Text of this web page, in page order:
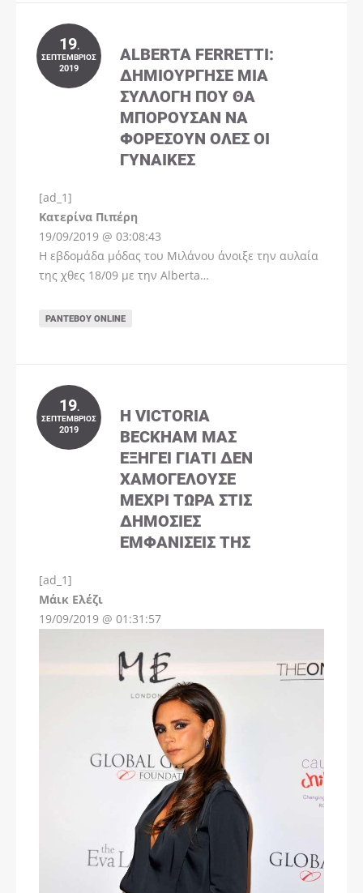
19.
ΣΕΠΤΈΜΒΡΙΟΣ
2019
ALBERTA FERRETTI:
ΔΗΜΙΟΎΡΓΗΣΕ ΜΊΑ
ΣΥΛΛΟΓΉ ΠΟΥ ΘΑ
ΜΠΟΡΟΎΣΑΝ ΝΑ
ΦΟΡΈΣΟΥΝ ΌΛΕΣ ΟΙ
ΓΥΝΑΊΚΕΣ
[ad_1]
Kατερίνα Πιπέρη
19/09/2019 @ 03:08:43
Η εβδομάδα μόδας του Μιλάνου άνοιξε την αυλαία
της χθες 18/09 με την Alberta…
ΡΑΝΤΕΒΟΎ ONLINE
19.
ΣΕΠΤΈΜΒΡΙΟΣ
2019
Η VICTORIA
BECKHAM ΜΑΣ
ΕΞΗΓΕΊ ΓΙΑΤΊ ΔΕΝ
ΧΑΜΟΓΕΛΟΎΣΕ
ΜΈΧΡΙ ΤΏΡΑ ΣΤΙΣ
ΔΗΜΌΣΙΕΣ
ΕΜΦΑΝΊΣΕΙΣ ΤΗΣ
[ad_1]
Μάικ Ελέζι
19/09/2019 @ 01:31:57